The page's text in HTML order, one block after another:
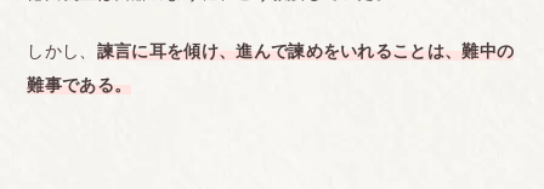
しかし、 諫言に耳を傾け、進んで諫めをいれることは、難中の
難事である。